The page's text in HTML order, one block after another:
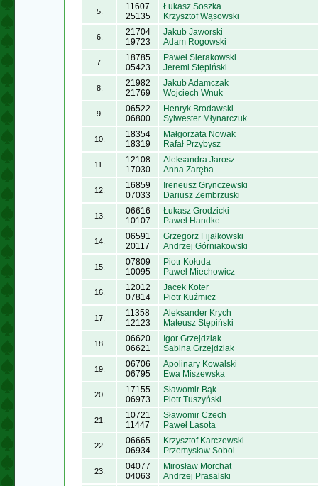
5.
11607
25135
Łukasz Soszka
Krzysztof Wąsowski
6.
21704
19723
Jakub Jaworski
Adam Rogowski
7.
18785
05423
Paweł Sierakowski
Jeremi Stępiński
8.
21982
21769
Jakub Adamczak
Wojciech Wnuk
9.
06522
06800
Henryk Brodawski
Sylwester Młynarczuk
10.
18354
18319
Małgorzata Nowak
Rafał Przybysz
11.
12108
17030
Aleksandra Jarosz
Anna Zaręba
12.
16859
07033
Ireneusz Grynczewski
Dariusz Zembrzuski
13.
06616
10107
Łukasz Grodzicki
Paweł Handke
14.
06591
20117
Grzegorz Fijałkowski
Andrzej Górniakowski
15.
07809
10095
Piotr Kołuda
Paweł Miechowicz
16.
12012
07814
Jacek Koter
Piotr Kuźmicz
17.
11358
12123
Aleksander Krych
Mateusz Stępiński
18.
06620
06621
Igor Grzejdziak
Sabina Grzejdziak
19.
06706
06795
Apolinary Kowalski
Ewa Miszewska
20.
17155
06973
Sławomir Bąk
Piotr Tuszyński
21.
10721
11447
Sławomir Czech
Paweł Lasota
22.
06665
06934
Krzysztof Karczewski
Przemysław Sobol
23.
04077
04063
Mirosław Morchat
Andrzej Prasalski